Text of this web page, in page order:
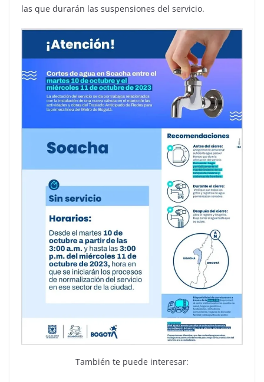
las que durarán las suspensiones del servicio.
También te puede interesar: